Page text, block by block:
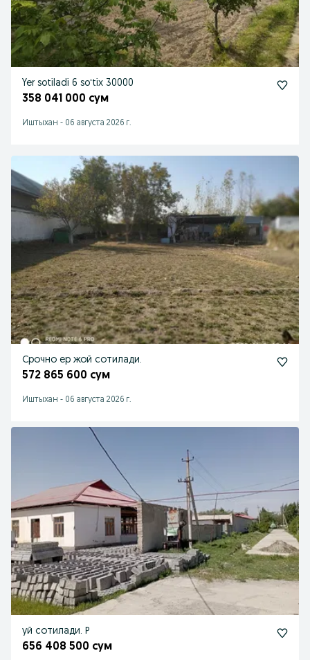
Yer sotiladi 6 soʻtix 30000
358 041 000 сум
Иштыхан - 06 августа 2026 г.
Срочно ер жой сотилади.
572 865 600 сум
Иштыхан - 06 августа 2026 г.
уй сотилади. Р
656 408 500 сум